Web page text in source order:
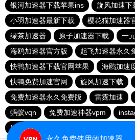
银河加速器下载苹果ins
旋风加速下
小羽加速器最新下载
樱花猫加速器
绿茶加速器
原子加速器下载
一
海鸥加速器官方版
起飞加速器永久
快鸭加速器下载官网苹果
海鸥加速
快鸭免费加速官网
旋风加速下载
免费加速器永久免费版
雷霆加速
蚂蚁vqn
免费加速神器vpm
fy66加速器